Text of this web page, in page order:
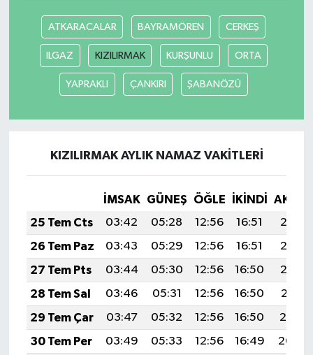
ATKARACALAR BAYRAMÖREN CERKEŞ
ILGAZ KIZILIRMAK KURŞUNLU ORTA
YAPRAKLI ÇANKIRI ŞABANÖZÜ
KIZILIRMAK AYLIK NAMAZ VAKITLERI
İMSAK GÜNEŞ ÖĞLE İKINDI
25 Tem Cts
03:42 05:28 12:56 16:51
20:13
26 Tem Paz
03:43 05:29 12:56 16:51
20:12
27 Tem Pts
03:44 05:30 12:56 16:50
20:12
28 Tem Sal
03:46 05:31 12:56 16:50
20:11
29 Tem Çar
03:47 05:32 12:56 16:50
20:10
30 Tem Per
03:49 05:33 12:56 16:49
20:09